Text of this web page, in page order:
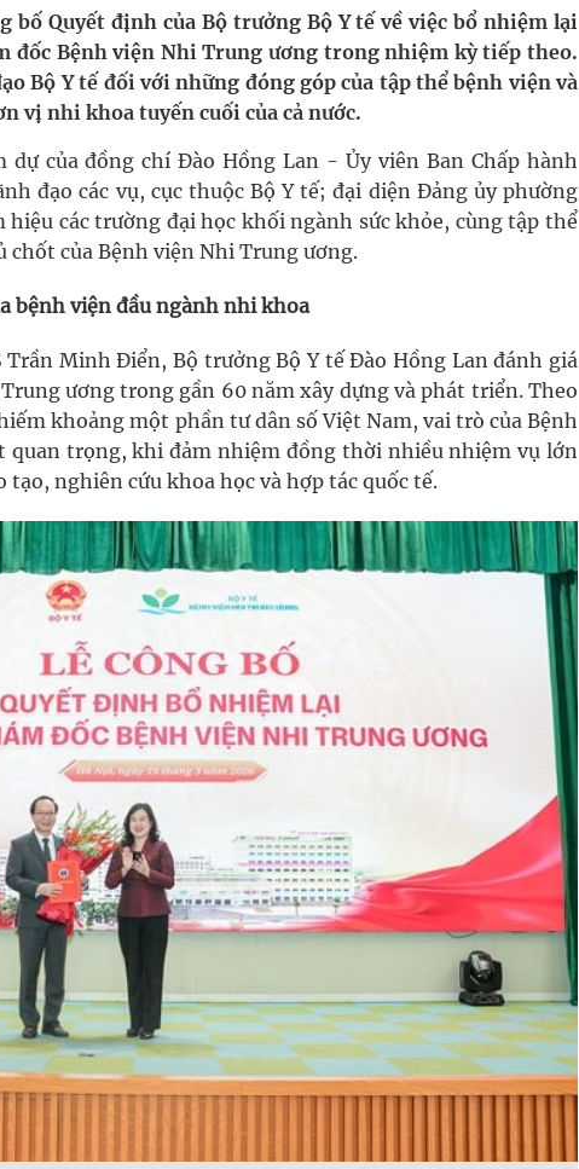
ung thư
thuốc
bố Quyết định của Bộ trưởng Bộ Y tế về việc bổ nhiệm lại
đốc Bệnh viện Nhi Trung ương trong nhiệm kỳ tiếp theo.
Bộ Y tế đối với những đóng góp của tập thể bệnh viện và
vị nhi khoa tuyến cuối của cả nước.
của đồng chí Đào Hồng Lan - Ủy viên Ban Chấp hành
đạo các vụ, cục thuộc Bộ Y tế; đại diện Đảng ủy phường
các trường đại học khối ngành sức khỏe, cùng tập thể
chốt của Bệnh viện Nhi Trung ương.
bệnh viện đầu ngành nhi khoa
Minh Điển, Bộ trưởng Bộ Y tế Đào Hồng Lan đánh giá
ương trong gần 60 năm xây dựng và phát triển. Theo
khoảng một phần tư dân số Việt Nam, vai trò của Bệnh
quan trọng, khi đảm nhiệm đồng thời nhiều nhiệm vụ lớn
nghiên cứu khoa học và hợp tác quốc tế.